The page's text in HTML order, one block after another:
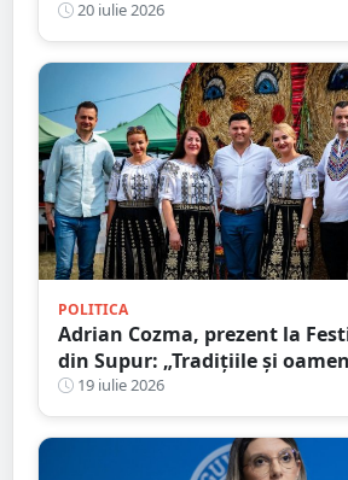
tuturor celor care sărbătoresc
20 iulie 2026
POLITICA
Adrian Cozma, prezent la
din Supur: „Tradițiile și
dau identitate locurilor în care
19 iulie 2026